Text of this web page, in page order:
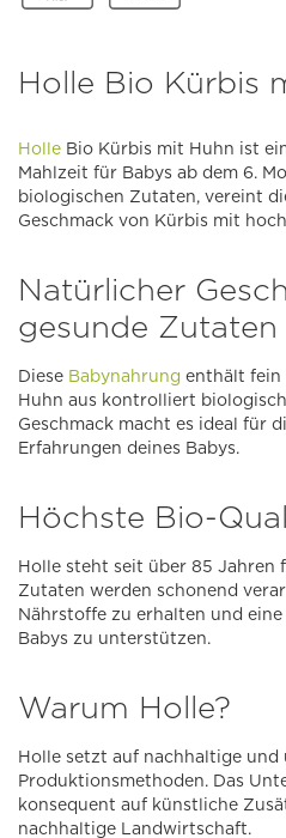
Holle Bio Kürbis
Holle Bio Kürbis mit Huhn ist
Mahlzeit für Babys ab dem 6.
biologischen Zutaten, vereint
Geschmack von Kürbis mit
Natürlicher
gesunde Zutaten
Diese Babynahrung enthält fein
Huhn aus kontrolliert
Geschmack macht es ideal für
Erfahrungen deines Babys.
Höchste Bio-
Holle steht seit über 85 Jahren
Zutaten werden schonend
Nährstoffe zu erhalten und
Babys zu unterstützen.
Warum Holle?
Holle setzt auf nachhaltige und
Produktionsmethoden. Das
konsequent auf künstliche
nachhaltige Landwirtschaft.